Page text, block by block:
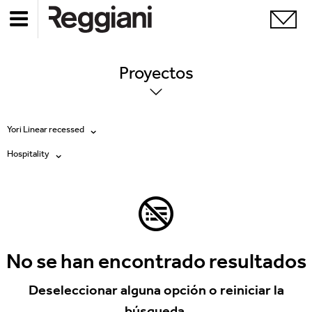
Proyectos
Yori Linear recessed
Todos los productos
Mood Evo
Traceline System
Hospitality
No se han encontrado resultados
Deseleccionar alguna opción o reiniciar la